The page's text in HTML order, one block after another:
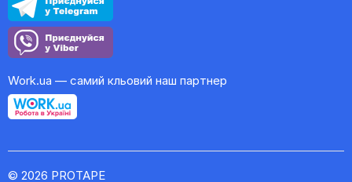
Work.ua — самий кльовий наш партнер
© 2026 PROTAPE